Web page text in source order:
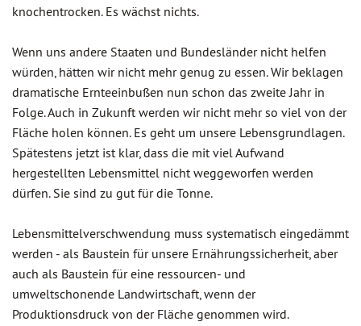
knochentrocken. Es wächst nichts.
Wenn uns andere Staaten und Bundesländer nicht helfen
würden, hätten wir nicht mehr genug zu essen. Wir beklagen
dramatische Ernteeinbußen nun schon das zweite Jahr in
Folge. Auch in Zukunft werden wir nicht mehr so viel von der
Fläche holen können. Es geht um unsere Lebensgrundlagen.
Spätestens jetzt ist klar, dass die mit viel Aufwand
hergestellten Lebensmittel nicht weggeworfen werden
dürfen. Sie sind zu gut für die Tonne.
Lebensmittelverschwendung muss systematisch eingedämmt
werden - als Baustein für unsere Ernährungssicherheit, aber
auch als Baustein für eine ressourcen- und
umweltschonende Landwirtschaft, wenn der
Produktionsdruck von der Fläche genommen wird.